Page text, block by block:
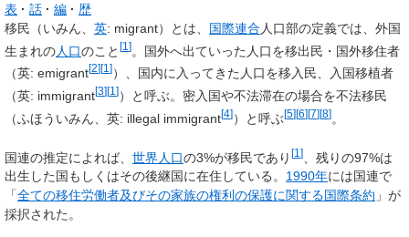
表
話 編
歴
移民 （いみん、 英: migrant）とは、 国際連合 人口部の定義では、外国
生まれの人口のこと [1 ]。国外へ出ていった人口を移出民 ・ 国外移住者
（英: emigrant[2][1 ] ）、国内に入ってきた人口を移入民
入国移植者
（英: immigrant[3][1 ]）と呼ぶ。密入国や不法滞在の場合を不法移民
（ふほういみん、 英: illegal immigrant[4]）と呼ぶ[5][6][7][8]。
国連の推定によれば、 世界人口の3%が移民であり [1 ]
、残りの97%は
出生した国もしくはその後継国に在住している。 1990年には国連で
「全ての移住労働者及びその家族の権利の保護に関する国際条約 」が
採択された。